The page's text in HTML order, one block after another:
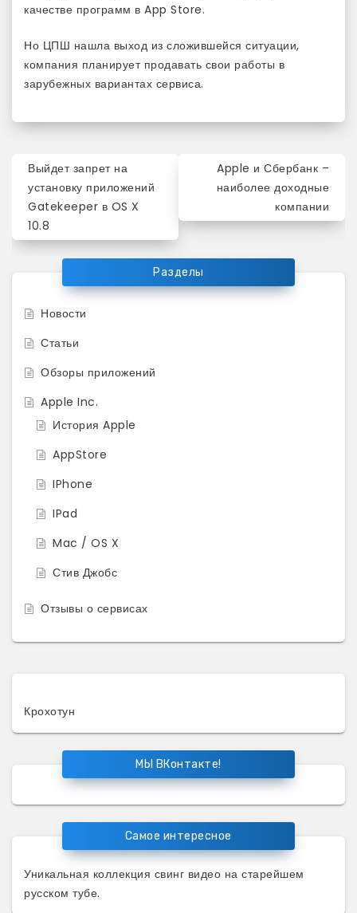
качестве программ в App Store.
Но ЦПШ нашла выход из сложившейся ситуации,
компания планирует продавать свои работы в
зарубежных вариантах сервиса.
Навигация
по
записям
Выйдет запрет на
установку приложений
Gatekeeper в OS X
10.8
Apple и Сбербанк –
наиболее доходные
компании
Разделы
Новости
Статьи
Обзоры приложений
Apple Inc.
История Apple
AppStore
IPhone
IPad
Mac / OS X
Стив Джобс
Отзывы о сервисах
Крохотун
МЫ ВКонтакте!
Самое интересное
Уникальная коллекция свинг видео на старейшем
русском тубе.